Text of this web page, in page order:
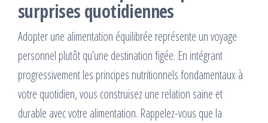
surprises quotidiennes
Adopter une alimentation équilibrée représente un voyage
personnel plutôt qu’une destination figée. En intégrant
progressivement les principes nutritionnels fondamentaux à
votre quotidien, vous construisez une relation saine et
durable avec votre alimentation. Rappelez-vous que la